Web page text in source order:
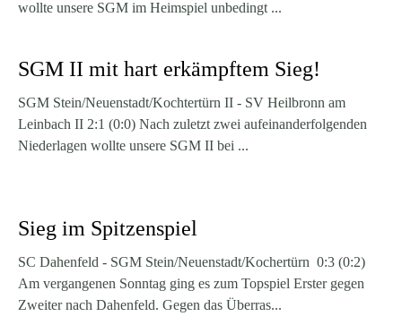
wollte unsere SGM im Heimspiel unbedingt ...
SGM II mit hart erkämpftem Sieg!
SGM Stein/Neuenstadt/Kochtertürn II - SV Heilbronn am
Leinbach II 2:1 (0:0) Nach zuletzt zwei aufeinanderfolgenden
Niederlagen wollte unsere SGM II bei ...
Sieg im Spitzenspiel
SC Dahenfeld - SGM Stein/Neuenstadt/Kochertürn 0:3 (0:2)
Am vergangenen Sonntag ging es zum Topspiel Erster gegen
Zweiter nach Dahenfeld. Gegen das Überras...